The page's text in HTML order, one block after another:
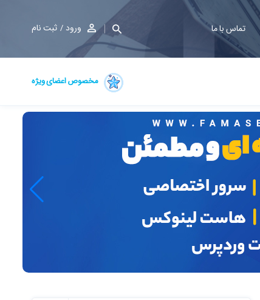
تماس با ما ورود ثبت نام
مخصوص اعضای ویژه